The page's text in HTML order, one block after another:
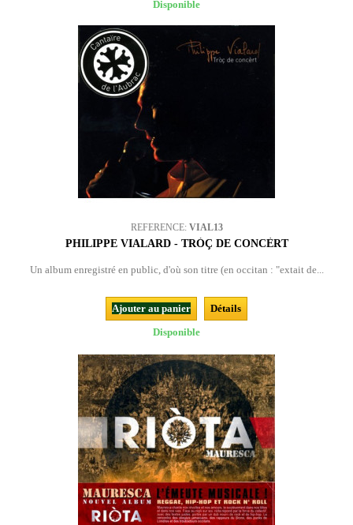
Disponible
REFERENCE: VIAL13
PHILIPPE VIALARD - TRÒÇ DE CONCÈRT
Un album enregistré en public, d'où son titre (en occitan : "extait de...
Ajouter au panier
Détails
Disponible